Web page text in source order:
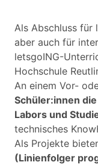
Als Abschluss für
aber auch für
letsgoING-
Hochschule
An einem Vor-
Schüler:innen
Labors und
technisches
Als Projekte
(Linienfolger